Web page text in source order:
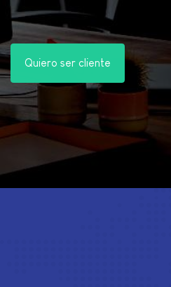
Quiero ser cliente